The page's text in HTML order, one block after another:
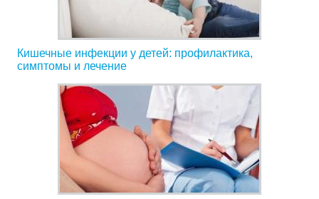
Кишечные инфекции у детей: профилактика,
симптомы и лечение